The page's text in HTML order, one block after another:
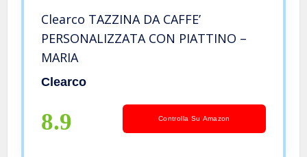
Clearco TAZZINA DA CAFFE’
PERSONALIZZATA CON PIATTINO –
MARIA
Clearco
8.9 Controlla Su Amazon